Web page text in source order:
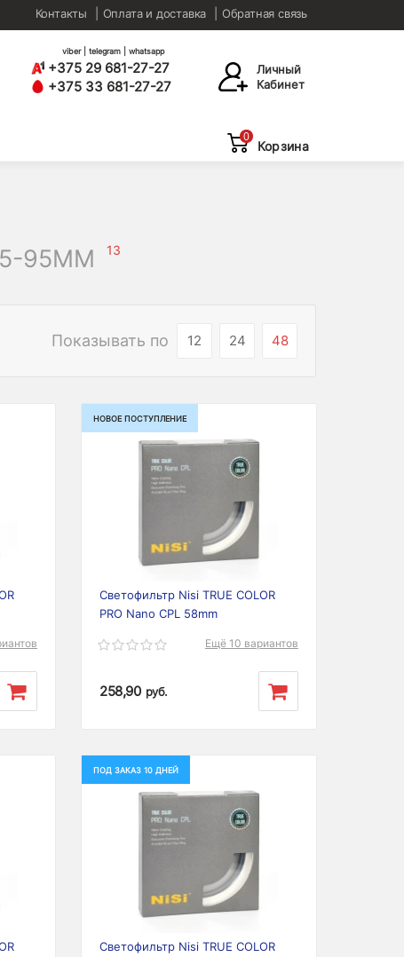
Контакты Оплата и доставка Обратная связь
viber | telegram | whatsapp
+375 29 681-27-27
+375 33 681-27-27
Личный
Кабинет
0
Корзина
95MM 13
Показывать по 12 24 48
НОВОЕ ПОСТУПЛЕНИЕ
Светофильтр Nisi TRUE COLOR
PRO Nano CPL 58mm
Ещё 10 вариантов
258,90 руб.
ПОД ЗАКАЗ 10 ДНЕЙ
Светофильтр Nisi TRUE COLOR